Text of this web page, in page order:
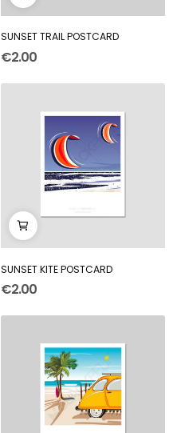
SUNSET TRAIL POSTCARD
€2.00
SUNSET KITE POSTCARD
€2.00